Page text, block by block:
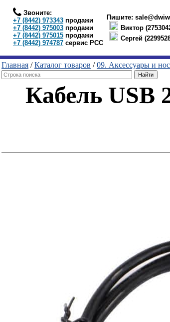
Звоните:
+7 (8442) 973343 продажи
+7 (8442) 975003 продажи
+7 (8442) 975015 продажи
+7 (8442) 974787 сервис РСС
Пишите:
Виктор
Сергей
Главная /Каталог товаров /09. Аксессуары и
Кабель USB